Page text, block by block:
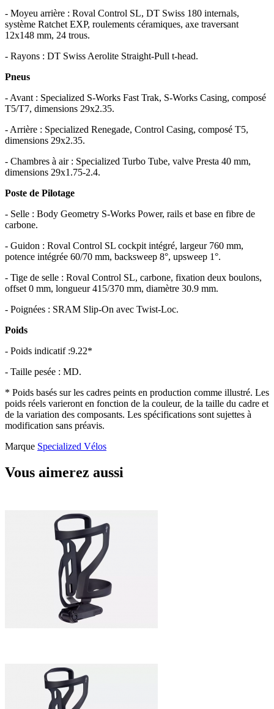
- Moyeu arrière : Roval Control SL, DT Swiss 180 internals,
système Ratchet EXP, roulements céramiques, axe traversant
12x148 mm, 24 trous.
- Rayons : DT Swiss Aerolite Straight-Pull t-head.
Pneus
- Avant : Specialized S-Works Fast Trak, S-Works Casing, composé
T5/T7, dimensions 29x2.35.
- Arrière : Specialized Renegade, Control Casing, composé T5,
dimensions 29x2.35.
- Chambres à air : Specialized Turbo Tube, valve Presta 40 mm,
dimensions 29x1.75-2.4.
Poste de Pilotage
- Selle : Body Geometry S-Works Power, rails et base en fibre de
carbone.
- Guidon : Roval Control SL cockpit intégré, largeur 760 mm,
potence intégrée 60/70 mm, backsweep 8°, upsweep 1°.
- Tige de selle : Roval Control SL, carbone, fixation deux boulons,
offset 0 mm, longueur 415/370 mm, diamètre 30.9 mm.
- Poignées : SRAM Slip-On avec Twist-Loc.
Poids
- Poids indicatif :9.22*
- Taille pesée : MD.
* Poids basés sur les cadres peints en production comme illustré. Les
poids réels varieront en fonction de la couleur, de la taille du cadre et
de la variation des composants. Les spécifications sont sujettes à
modification sans préavis.
Marque Specialized Vélos
Vous aimerez aussi